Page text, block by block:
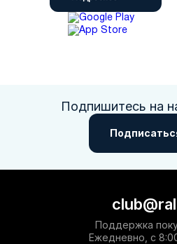
Подпишитесь на
Поддержка
Ежедневно, с